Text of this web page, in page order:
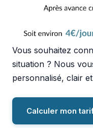
Vous souhaitez
situation ? Nous
personnalisé, clair
Calculer mon